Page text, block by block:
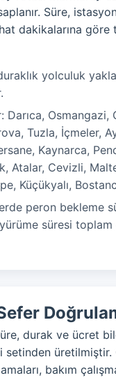
Süre,
dakikalarına göre
yolculuk
Darıca, Osmangazi,
Tuzla, İçmeler,
Kaynarca,
Atalar, Cevizli,
Küçükyalı,
peron bekleme
süresi toplam
durak ve ücret
setinden üretilmiştir.
bakım